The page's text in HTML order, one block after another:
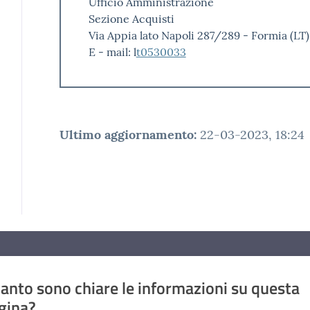
Sezione Acquisti
Via Appia lato Napoli 287/289 - Formia (LT)
E - mail: lt0530033
Ultimo aggiornamento: 22-03-2023, 18:24
sono chiare le informazioni su questa